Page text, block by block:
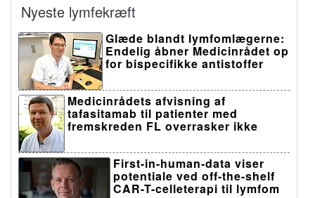
Nyeste lymfekræft
Glæde blandt lymfomlægerne:
Endelig åbner Medicinrådet op
for bispecifikke antistoffer
Medicinrådets afvisning af
tafasitamab til patienter med
fremskreden FL overrasker ikke
First-in-human-data viser
potentiale ved off-the-shelf
CAR-T-celleterapi til lymfom